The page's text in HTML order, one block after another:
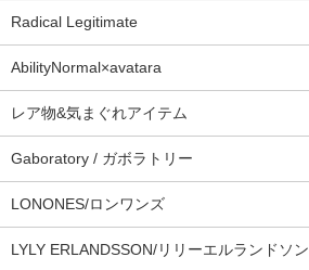
Radical Legitimate
AbilityNormal×avatara
レア物&気まぐれアイテム
Gaboratory / ガボラトリー
LONONES/ロンワンズ
LYLY ERLANDSSON/リリーエルランドソン